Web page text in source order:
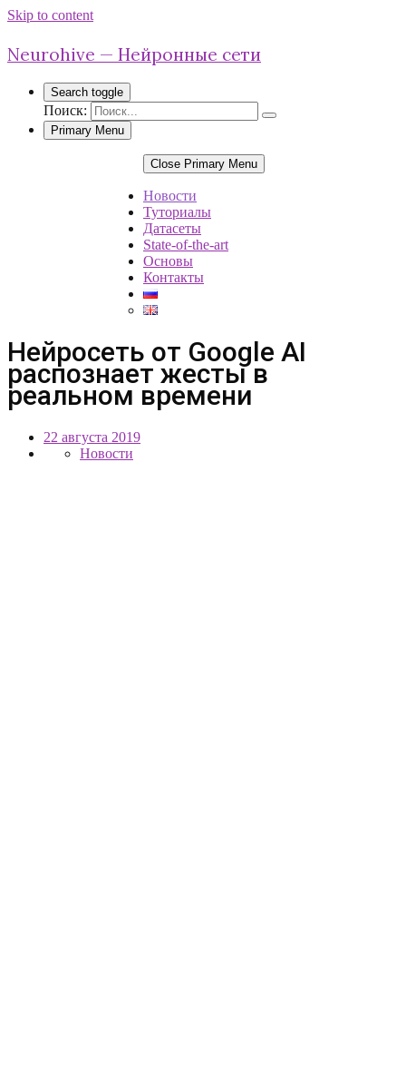
Skip to content
Neurohive — Нейронные сети
Search toggle
Поиск:
Primary Menu
Close Primary Menu
Новости
Туториалы
Датасеты
State-of-the-art
Основы
Контакты
Нейросеть от Google AI
распознает жесты в
реальном времени
22 августа 2019
Новости